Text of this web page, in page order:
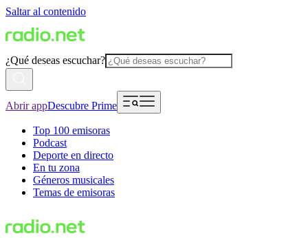
Saltar al contenido
¿Qué deseas escuchar?
Abrir appDescubre Prime
Top 100 emisoras
Podcast
Deporte en directo
En tu zona
Géneros musicales
Temas de emisoras